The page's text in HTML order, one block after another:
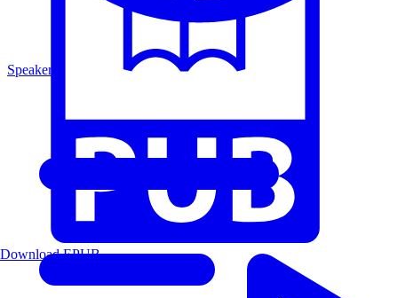
Speakers
Download EPUB